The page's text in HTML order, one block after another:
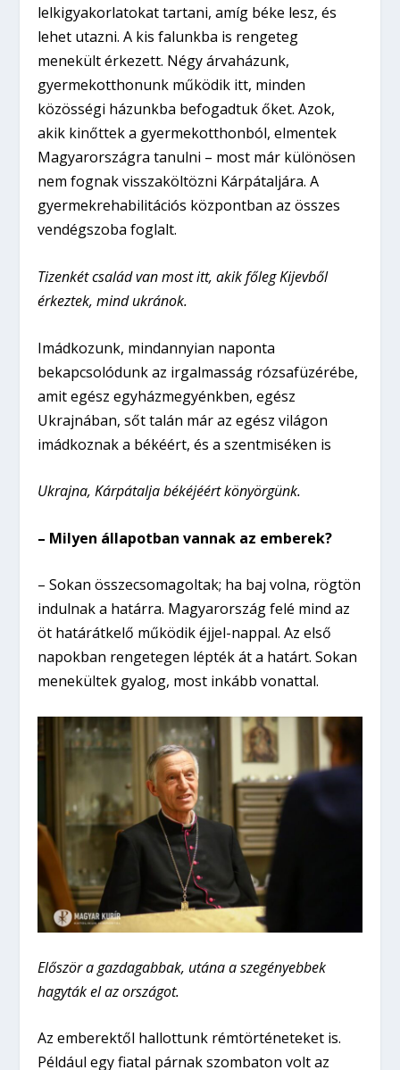
lelkigyakorlatokat tartani, amíg béke lesz, és
lehet utazni. A kis falunkba is rengeteg
menekült érkezett. Négy árvaházunk,
gyermekotthonunk működik itt, minden
közösségi házunkba befogadtuk őket. Azok,
akik kinőttek a gyermekotthonból, elmentek
Magyarországra tanulni – most már különösen
nem fognak visszaköltözni Kárpátaljára. A
gyermekrehabilitációs központban az összes
vendégszoba foglalt.
Tizenkét család van most itt, akik főleg Kijevből
érkeztek, mind ukránok.
Imádkozunk, mindannyian naponta
bekapcsolódunk az irgalmasság rózsafüzérébe,
amit egész egyházmegyénkben, egész
Ukrajnában, sőt talán már az egész világon
imádkoznak a békéért, és a szentmiséken is
Ukrajna, Kárpátalja békéjéért könyörgünk.
– Milyen állapotban vannak az emberek?
– Sokan összecsomagoltak; ha baj volna, rögtön
indulnak a határra. Magyarország felé mind az
öt határátkelő működik éjjel-nappal. Az első
napokban rengetegen lépték át a határt. Sokan
menekültek gyalog, most inkább vonattal.
Először a gazdagabbak, utána a szegényebbek
hagyták el az országot.
Az emberektől hallottunk rémtörténeteket is.
Például egy fiatal párnak szombaton volt az